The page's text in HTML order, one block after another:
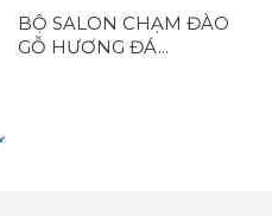
BỘ SALON CHẠM ĐÀO
GỖ HƯƠNG ĐÁ...